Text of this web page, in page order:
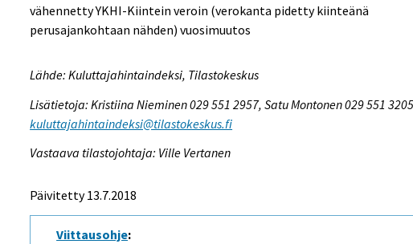
vähennetty YKHI-Kiintein veroin (verokanta pidetty kiinteänä
perusajankohtaan nähden) vuosimuutos
Lähde: Kuluttajahintaindeksi, Tilastokeskus
Lisätietoja: Kristiina Nieminen 029 551 2957, Satu Montonen 029 551
kuluttajahintaindeksi@tilastokeskus.fi
Vastaava tilastojohtaja: Ville Vertanen
Päivitetty 13.7.2018
Viittausohje: